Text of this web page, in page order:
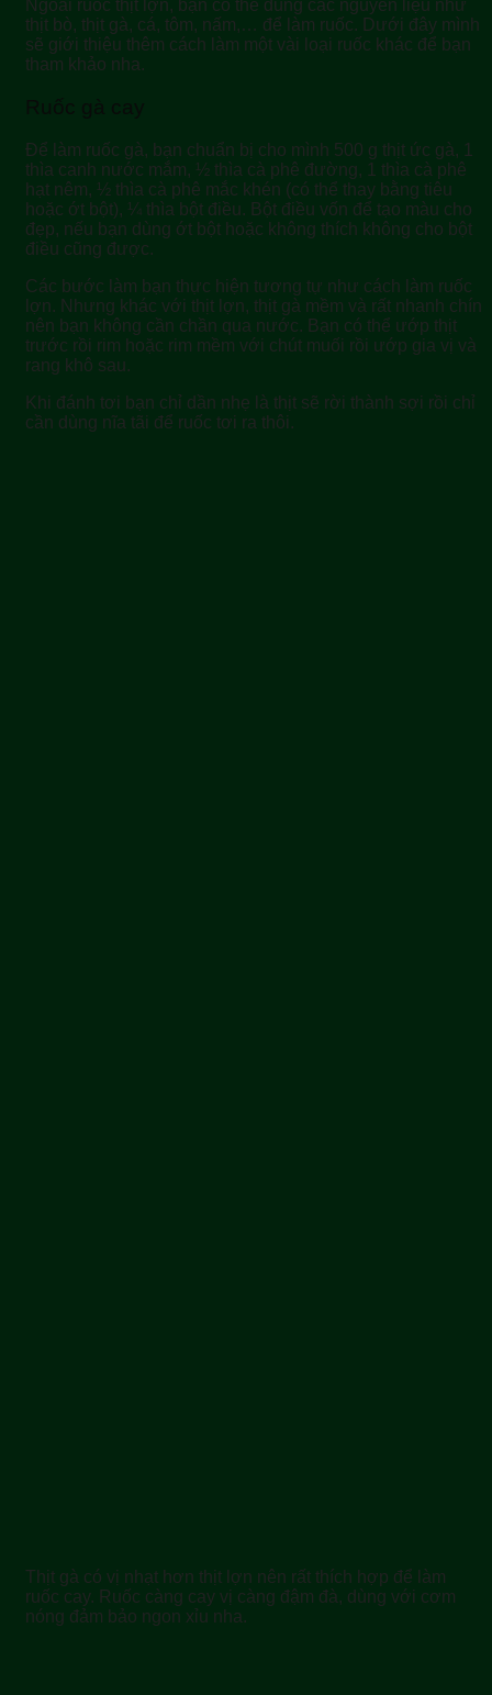
Ngoài ruốc thịt lợn, bạn có thể dùng các nguyên liệu như
thịt bò, thịt gà, cá, tôm, nấm,… để làm ruốc. Dưới đây mình
sẽ giới thiệu thêm cách làm một vài loại ruốc khác để bạn
tham khảo nha.
Ruốc gà cay
Để làm ruốc gà, bạn chuẩn bị cho mình 500 g thịt ức gà, 1
thìa canh nước mắm, ½ thìa cà phê đường, 1 thìa cà phê
hạt nêm, ½ thìa cà phê mắc khén (có thể thay bằng tiêu
hoặc ớt bột), ¼ thìa bột điều. Bột điều vốn để tạo màu cho
đẹp, nếu bạn dùng ớt bột hoặc không thích không cho bột
điều cũng được.
Các bước làm bạn thực hiện tương tự như cách làm ruốc
lợn. Nhưng khác với thịt lợn, thịt gà mềm và rất nhanh chín
nên bạn không cần chần qua nước. Bạn có thể ướp thịt
trước rồi rim hoặc rim mềm với chút muối rồi ướp gia vị và
rang khô sau.
Khi đánh tơi bạn chỉ dần nhẹ là thịt sẽ rời thành sợi rồi chỉ
cần dùng nĩa tãi để ruốc tơi ra thôi.
Thịt gà có vị nhạt hơn thịt lợn nên rất thích hợp để làm
ruốc cay. Ruốc càng cay vị càng đậm đà, dùng với cơm
nóng đảm bảo ngon xỉu nha.